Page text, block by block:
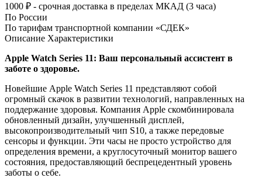
1000 ₽ - срочная доставка в пределах МКАД (3 часа)
По России
По тарифам транспортной компании «СДЕК»
Описание Характеристики
Apple Watch Series 11: Ваш персональный ассистент в
заботе о здоровье.
Новейшие Apple Watch Series 11 представляют собой
огромный скачок в развитии технологий, направленных на
поддержание здоровья. Компания Apple скомбинировала
обновленный дизайн, улучшенный дисплей,
высокопроизводительный чип S10, а также передовые
сенсоры и функции. Эти часы не просто устройство для
определения времени, а круглосуточный монитор вашего
состояния, предоставляющий беспрецедентный уровень
заботы о себе.